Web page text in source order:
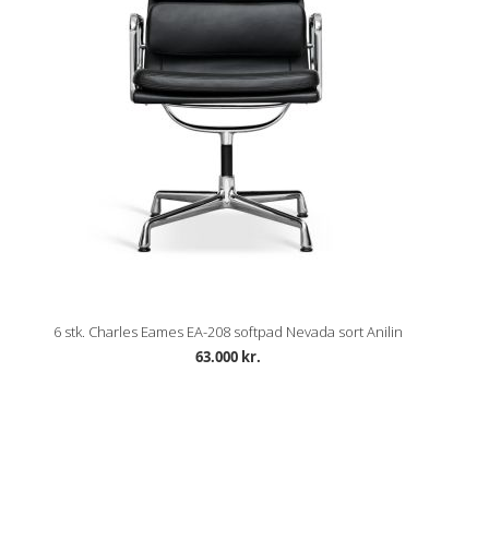
6 stk. Charles Eames EA-208 softpad Nevada sort Anilin
63.000 kr.